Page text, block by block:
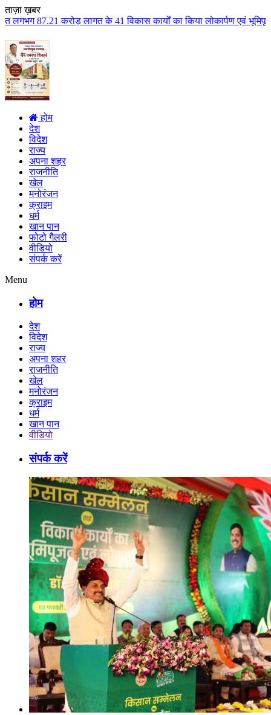
ताज़ा ख़बर
41 विकास कार्यों का किया लोकार्पण एवं भूमिपूजन कुलैथ क्षेत्र के
होम
देश
विदेश
राज्य
अपना शहर
राजनीति
खेल
मनोरंजन
क्राइम
धर्म
खान पान
फोटो गैलरी
वीडियो
संपर्क करें
Menu
होम
देश
विदेश
राज्य
अपना शहर
राजनीति
खेल
मनोरंजन
क्राइम
धर्म
खान पान
वीडियो
संपर्क करें